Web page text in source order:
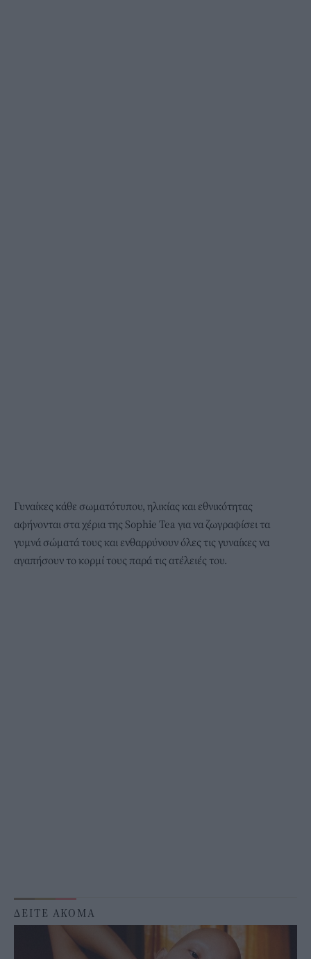
Γυναίκες κάθε σωματότυπου, ηλικίας και εθνικότητας
αφήνονται στα χέρια της Sophie Tea για να ζωγραφίσει τα
γυμνά σώματά τους και ενθαρρύνουν όλες τις γυναίκες να
αγαπήσουν το κορμί τους παρά τις ατέλειές του.
ΔΕΙΤΕ ΑΚΟΜΑ